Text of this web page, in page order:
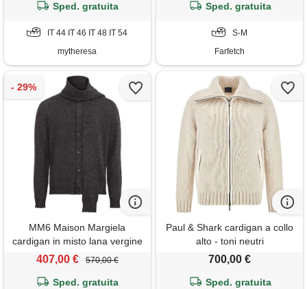
Sped. gratuita
IT 44 IT 46 IT 48 IT 54
mytheresa
Sped. gratuita
S-M
Farfetch
MM6 Maison Margiela
cardigan in misto lana vergine
- grigio
407,00 € 570,00 €
Sped. gratuita
Paul & Shark cardigan a collo
alto - toni neutri
700,00 €
Sped. gratuita